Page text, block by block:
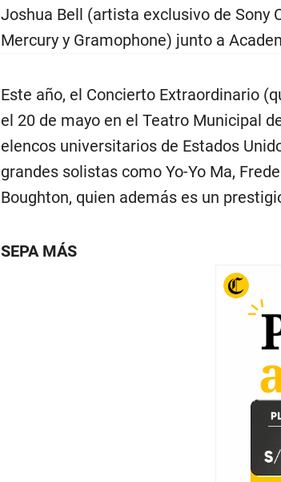
Joshua Bell (artista exclusivo de Sony
Mercury y Gramophone) junto a
Este año, el Concierto Extraordinario
el 20 de mayo en el Teatro Municipal
elencos universitarios de Estados
grandes solistas como Yo-Yo Ma,
Boughton, quien además es un
SEPA MÁS